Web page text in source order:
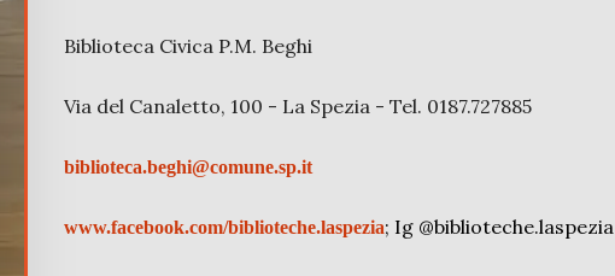
Biblioteca Civica P.M. Beghi
Via del Canaletto, 100 - La Spezia - Tel. 0187.727885
biblioteca.beghi@comune.sp.it
www.facebook.com/biblioteche.laspezia; Ig @biblioteche.laspezia